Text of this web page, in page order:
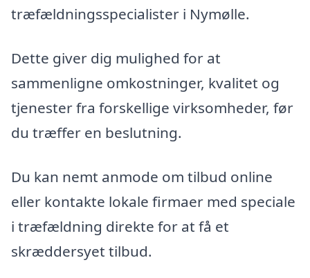
træfældningsspecialister i Nymølle.
Dette giver dig mulighed for at
sammenligne omkostninger, kvalitet og
tjenester fra forskellige virksomheder, før
du træffer en beslutning.
Du kan nemt anmode om tilbud online
eller kontakte lokale firmaer med speciale
i træfældning direkte for at få et
skræddersyet tilbud.